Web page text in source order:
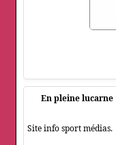
En pleine lucarne
Site info sport médias.